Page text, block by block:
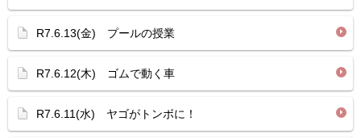
R7.6.13(金) プールの授業
R7.6.12(木) ゴムで動く車
R7.6.11(水) ヤゴがトンボに！